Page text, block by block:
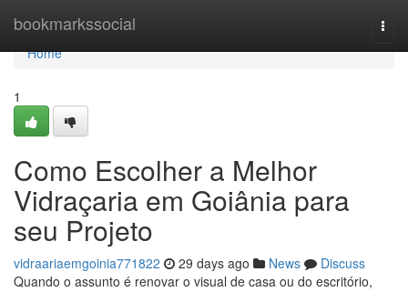
bookmarkssocial
Home
Home
1
Como Escolher a Melhor
Vidraçaria em Goiânia para
seu Projeto
vidraariaemgoinia771822 29 days ago News
Discuss
Quando o assunto é renovar o visual de casa ou do escritório,